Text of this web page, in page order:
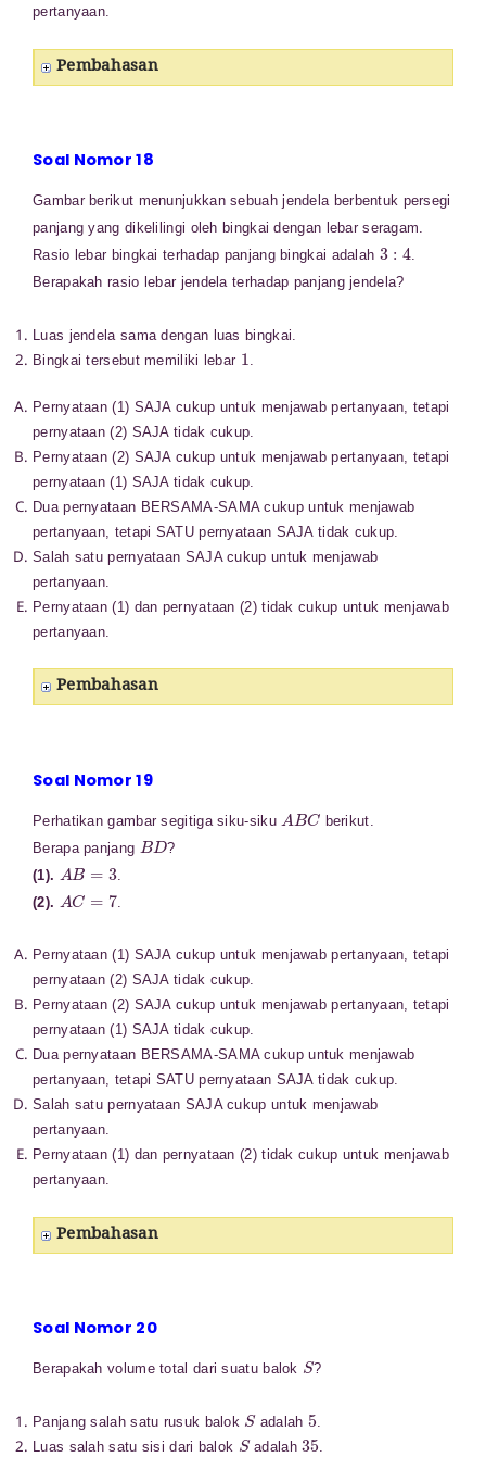
pertanyaan.
Pembahasan
Soal Nomor 18
Gambar berikut menunjukkan sebuah jendela berbentuk persegi
panjang yang dikelilingi oleh bingkai dengan lebar seragam.
Rasio lebar bingkai terhadap panjang bingkai adalah
3
.
Berapakah rasio lebar jendela terhadap panjang jendela?
Luas jendela sama dengan luas bingkai.
Bingkai tersebut memiliki lebar
1
Pernyataan (1) SAJA cukup untuk menjawab pertanyaan, tetapi
pernyataan (2) SAJA tidak cukup.
Pernyataan (2) SAJA cukup untuk menjawab pertanyaan, tetapi
pernyataan (1) SAJA tidak cukup.
Dua pernyataan BERSAMA-SAMA cukup untuk menjawab
pertanyaan, tetapi SATU pernyataan SAJA tidak cukup.
Salah satu pernyataan SAJA cukup untuk menjawab
pertanyaan.
Pernyataan (1) dan pernyataan (2) tidak cukup untuk menjawab
pertanyaan.
Pembahasan
Soal Nomor 19
Perhatikan gambar segitiga siku-siku
A BC
berikut.
Berapa panjang
BD
?
(1).
A B=
.
(2).
A C
.
Pernyataan (1) SAJA cukup untuk menjawab pertanyaan, tetapi
pernyataan (2) SAJA tidak cukup.
Pernyataan (2) SAJA cukup untuk menjawab pertanyaan, tetapi
pernyataan (1) SAJA tidak cukup.
Dua pernyataan BERSAMA-SAMA cukup untuk menjawab
pertanyaan, tetapi SATU pernyataan SAJA tidak cukup.
Salah satu pernyataan SAJA cukup untuk menjawab
pertanyaan.
Pernyataan (1) dan pernyataan (2) tidak cukup untuk menjawab
pertanyaan.
Pembahasan
Soal Nomor 20
Berapakah volume total dari suatu balok
S
?
Panjang salah satu rusuk balok
S
adalah
5
Luas salah satu sisi dari balok
S
adalah
35